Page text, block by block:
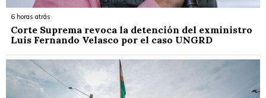
6 horas atrás
Corte Suprema revoca la detención del exministro
Luis Fernando Velasco por el caso UNGRD